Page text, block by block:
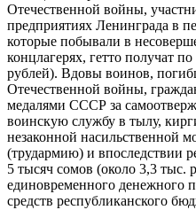
Отечественной войны,
предприятиях Ленинграда в
которые побывали в
концлагерях, гетто получат
рублей). Вдовы воинов,
Отечественной войны,
медалями СССР за
воинскую службу в тылу,
незаконной насильственной
(трудармию) и впоследствии
5 тысяч сомов (около 3,3 тыс.
единовременного денежного
средств республиканского